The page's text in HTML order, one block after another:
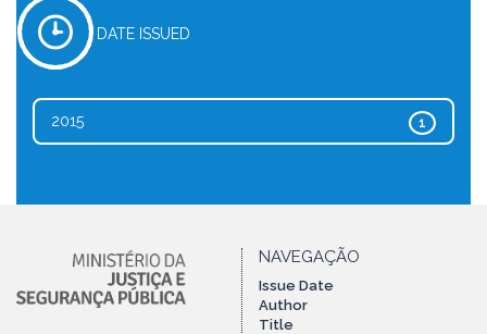
DATE ISSUED
1
2015
NAVEGAÇÃO
Issue Date
Author
Title